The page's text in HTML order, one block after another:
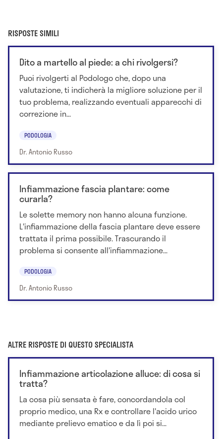
RISPOSTE SIMILI
Dito a martello al piede: a chi rivolgersi?
Puoi rivolgerti al Podologo che, dopo una
valutazione, ti indicherà la migliore soluzione per il
tuo problema, realizzando eventuali apparecchi di
correzione in...
PODOLOGIA
Dr. Antonio Russo
Infiammazione fascia plantare: come
curarla?
Le solette memory non hanno alcuna funzione.
L'infiammazione della fascia plantare deve essere
trattata il prima possibile. Trascurando il
problema si consente all'infiammazione...
PODOLOGIA
Dr. Antonio Russo
ALTRE RISPOSTE DI QUESTO SPECIALISTA
Infiammazione articolazione alluce: di cosa si
tratta?
La cosa più sensata è fare, concordandola col
proprio medico, una Rx e controllare l'acido urico
mediante prelievo ematico e da lì poi si...